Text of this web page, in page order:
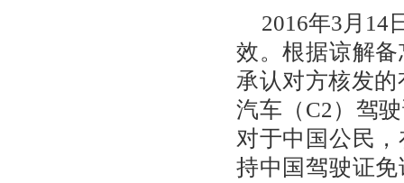
2016年3月14
效。根据谅解
承认对方核发
汽车（C2）驾
对于中国公民
持中国驾驶证